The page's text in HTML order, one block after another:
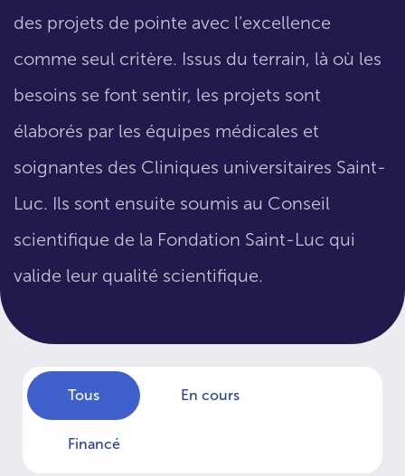
des projets de pointe avec l’excellence
comme seul critère. Issus du terrain, là où les
besoins se font sentir, les projets sont
élaborés par les équipes médicales et
soignantes des Cliniques universitaires Saint-
Luc. Ils sont ensuite soumis au Conseil
scientifique de la Fondation Saint-Luc qui
valide leur qualité scientifique.
Tous En cours
Financé